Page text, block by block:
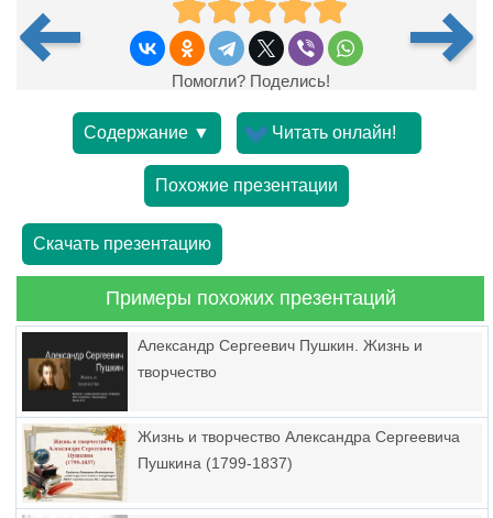
Помогли? Поделись!
Содержание ▼ Читать онлайн!
Похожие презентации
Скачать презентацию
Примеры похожих презентаций
Александр Сергеевич Пушкин. Жизнь и
творчество
Жизнь и творчество Александра Сергеевича
Пушкина (1799-1837)